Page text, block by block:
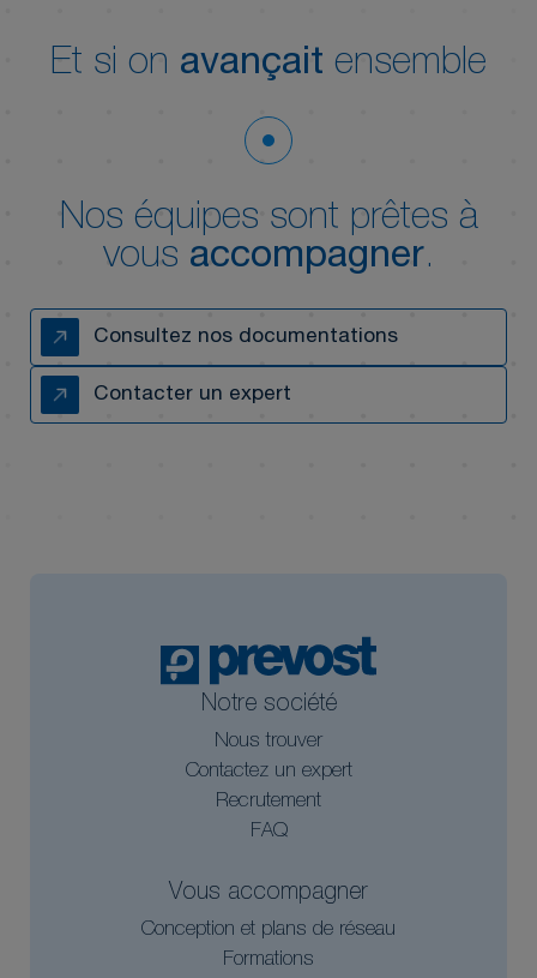
Et si on avançait ensemble
Nos équipes sont prêtes à
vous accompagner.
Consultez nos documentations
Contacter un expert
Notre société
Nous trouver
Contactez un expert
Recrutement
FAQ
Vous accompagner
Conception et plans de réseau
Formations